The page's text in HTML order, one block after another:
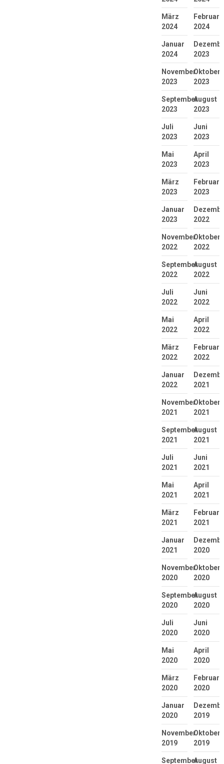
März
2024
Februar
2024
Januar
2024
2023
November
2023
Oktober
2023
September
2023
August
2023
Juli
2023
Juni
2023
Mai
2023
April
2023
März
2023
Februar
2023
Januar
2023
2022
November
2022
Oktober
2022
September
2022
August
2022
Juli
2022
Juni
2022
Mai
2022
April
2022
März
2022
Februar
2022
Januar
2022
2021
November
2021
Oktober
2021
September
2021
August
2021
Juli
2021
Juni
2021
Mai
2021
April
2021
März
2021
Februar
2021
Januar
2021
2020
November
2020
Oktober
2020
September
2020
August
2020
Juli
2020
Juni
2020
Mai
2020
April
2020
März
2020
Februar
2020
Januar
2020
2019
November
2019
Oktober
2019
SeptemberAugust